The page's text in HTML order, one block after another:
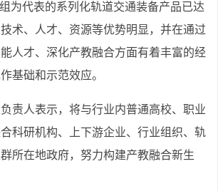
为代表的系列化轨道交通装备产品已达
术、人才、资源等优势明显，并在通过
人才、深化产教融合方面有着丰富的经
基础和示范效应。
人表示，将与行业内普通高校、职业
科研机构、上下游企业、行业组织、轨
所在地政府，努力构建产教融合新生